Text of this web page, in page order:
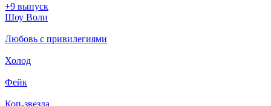
+9 выпуск
Шоу Воли
Любовь с привилегиями
Холод
Фейк
Коп-звезда